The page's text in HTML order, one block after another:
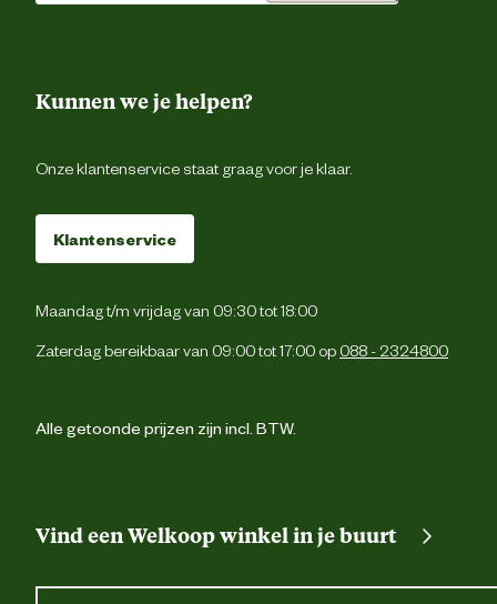
Kunnen we je helpen?
Onze klantenservice staat graag voor je klaar.
Klantenservice
Maandag t/m vrijdag van 09:30 tot 18:00
Zaterdag bereikbaar van 09:00 tot 17:00 op 088 - 2324800
Alle getoonde prijzen zijn incl. BTW.
Vind een Welkoop winkel in je buurt